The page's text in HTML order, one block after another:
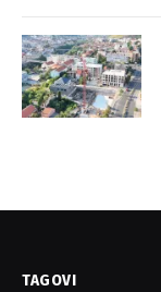
TAGOVI